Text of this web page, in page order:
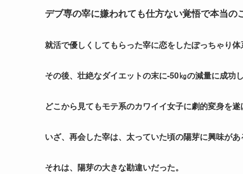
デブ専の宰に嫌われても仕方ない覚悟で本当
就活で優しくしてもらった宰に恋をしたぽっちゃり体
その後、壮絶なダイエットの末に-50㎏の減量に成功し
どこから見てもモテ系のカワイイ女子に劇的変身を遂
いざ、再会した宰は、太っていた頃の陽芽に興味があ
それは、陽芽の大きな勘違いだった。